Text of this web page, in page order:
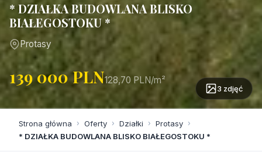
* DZIAŁKA BUDOWLANA BLISKO
BIAŁEGOSTOKU *
Protasy
139 000 PLN128,70 PLN/m²
3 zdjęć
Strona główna › Oferty › Działki › Protasy ›
* DZIAŁKA BUDOWLANA BLISKO BIAŁEGOSTOKU *